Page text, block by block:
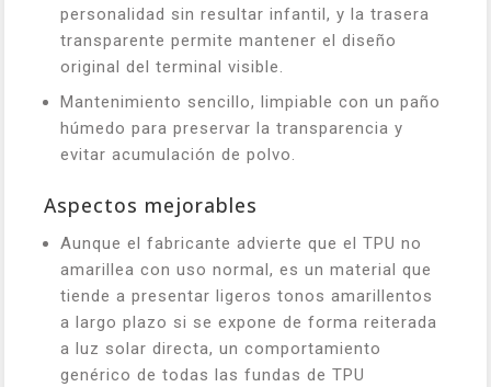
personalidad sin resultar infantil, y la trasera
transparente permite mantener el diseño
original del terminal visible.
Mantenimiento sencillo, limpiable con un paño
húmedo para preservar la transparencia y
evitar acumulación de polvo.
Aspectos mejorables
Aunque el fabricante advierte que el TPU no
amarillea con uso normal, es un material que
tiende a presentar ligeros tonos amarillentos
a largo plazo si se expone de forma reiterada
a luz solar directa, un comportamiento
genérico de todas las fundas de TPU